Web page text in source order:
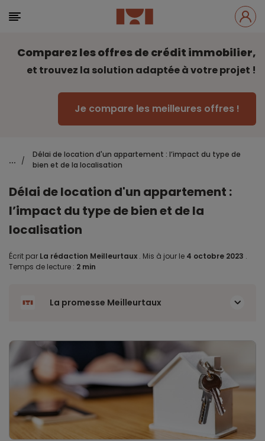
Comparez les offres de crédit immobilier,
et trouvez la solution adaptée à votre projet !
Je compare les meilleures offres !
... /
Délai de location d'un appartement : l’impact du type de
bien et de la localisation
Délai de location d'un appartement :
l’impact du type de bien et de la
localisation
Écrit par La rédaction Meilleurtaux . Mis à jour le 4 octobre 2023 .
Temps de lecture : 2 min
La promesse Meilleurtaux